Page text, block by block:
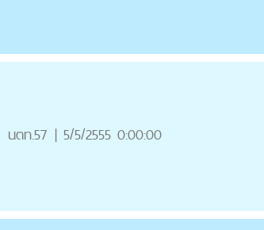
นตท.57 | 5/5/2555 0:00:00